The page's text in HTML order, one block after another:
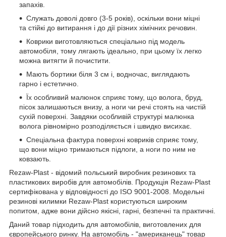
запахів.
Служать доволі довго (3-5 років), оскільки вони міцні
та стійкі до витирання і до дії різних хімічних речовин.
Коврики виготовляються спеціально під модель
автомобіля, тому лягають ідеально, при цьому їх легко
можна витягти й почистити.
Мають бортики біля 3 см і, водночас, виглядають
гарно і естетично.
Їх особливий малюнок сприяє тому, що волога, бруд,
пісок залишаються внизу, а ноги чи речі стоять на чистій
сухій поверхні. Завдяки особливій структурі малюнка
волога рівномірно розподіляється і швидко висихає.
Спеціальна фактура поверхні ковриків сприяє тому,
що вони міцно тримаються підлоги, а ноги по ним не
ковзають.
Rezaw-Plast - відомий польський виробник резинових та
пластикових виробів для автомобілів. Продукція Rezaw-Plast
сертифікована у відповідності до ISO 9001-2008. Модельні
резинові килимки Rezaw-Plast користуються широким
попитом, адже вони дійсно якісні, гарні, безпечні та практичні.
Даний товар підходить для автомобілів, виготовлених для
європейського ринку. На автомобіль - "американець" товар